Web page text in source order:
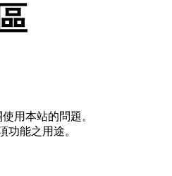
用本站的問題。
功能之用途。